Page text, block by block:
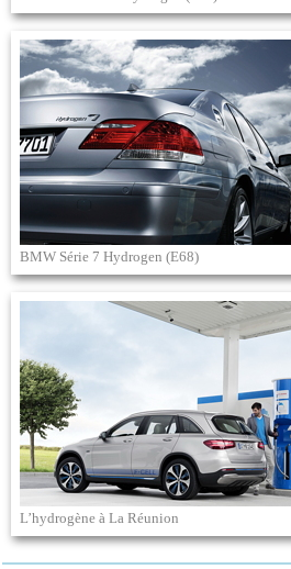
BMW Série 7 Hydrogen (E68)
L’hydrogène à La Réunion